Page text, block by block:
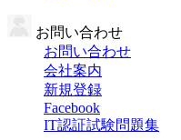
お問い合わせ
お問い合わせ
会社案内
新規登録
Facebook
IT認証試験問題集